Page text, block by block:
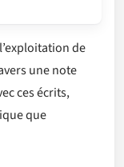
de
une note
ces écrits,
que